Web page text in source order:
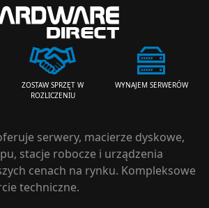
ZOSTAW SPRZĘT W
ROZLICZENIU
WYNAJEM SERWERÓW
serwery, macierze dyskowe,
stacje robocze i urządzenia
cenach na rynku. Kompleksowe
techniczne.